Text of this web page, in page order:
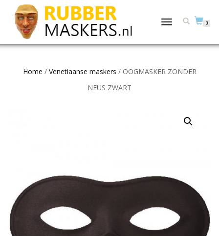
TOGGLE
0
Home / Venetiaanse maskers / OOGMASKER ZONDER
NEUS ZWART